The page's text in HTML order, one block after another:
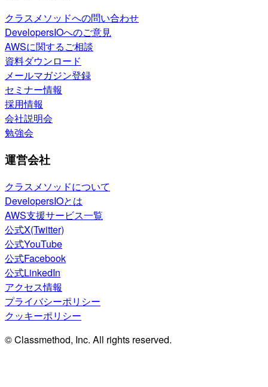
クラスメソッドへの問い合わせ
DevelopersIOへのご意見
AWSに関するご相談
資料ダウンロード
メールマガジン登録
セミナー情報
採用情報
会社説明会
勉強会
運営会社
クラスメソッドについて
DevelopersIOとは
AWS支援サービス一覧
公式X(Twitter)
公式YouTube
公式Facebook
公式LinkedIn
アクセス情報
プライバシーポリシー
クッキーポリシー
© Classmethod, Inc. All rights reserved.